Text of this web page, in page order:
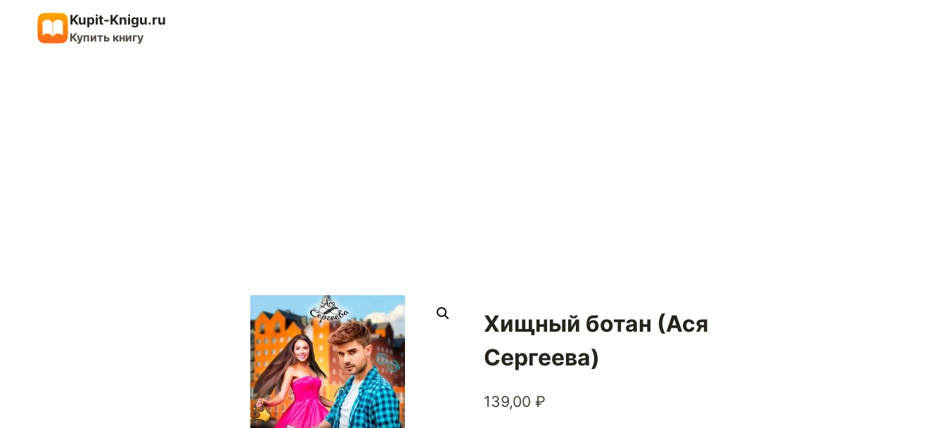
содержимому
Kupit-Knigu.ru
Купить книгу
Хищный ботан (Ася
Сергеева)
139,00 ₽